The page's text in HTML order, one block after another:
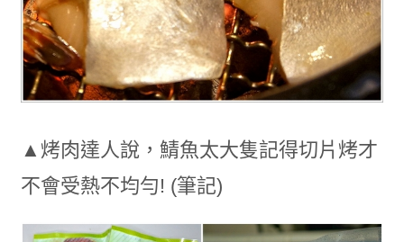
▲烤肉達人說，鯖魚太大隻記得切片烤才
不會受熱不均勻! (筆記)